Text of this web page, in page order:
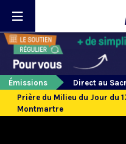
Émissions
Direct au
Prière du Milieu du Jour du
Montmartre